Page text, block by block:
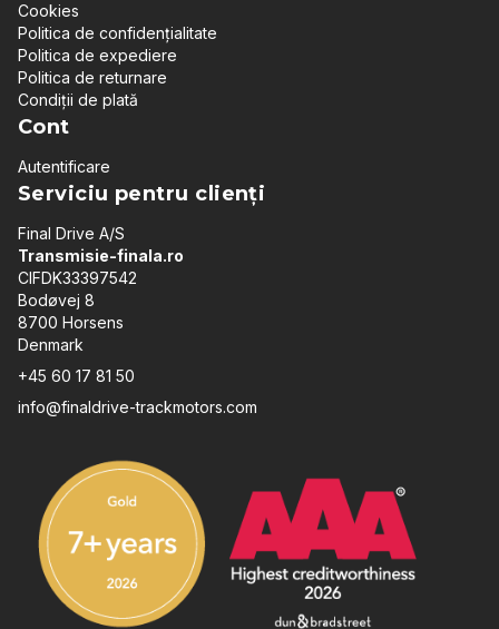
Cookies
Politica de confidențialitate
Politica de expediere
Politica de returnare
Condiții de plată
Cont
Autentificare
Serviciu pentru clienți
Final Drive A/S
Transmisie-finala.ro
CIFDK33397542
Bodøvej 8
8700 Horsens
Denmark
+45 60 17 81 50
info@finaldrive-trackmotors.com